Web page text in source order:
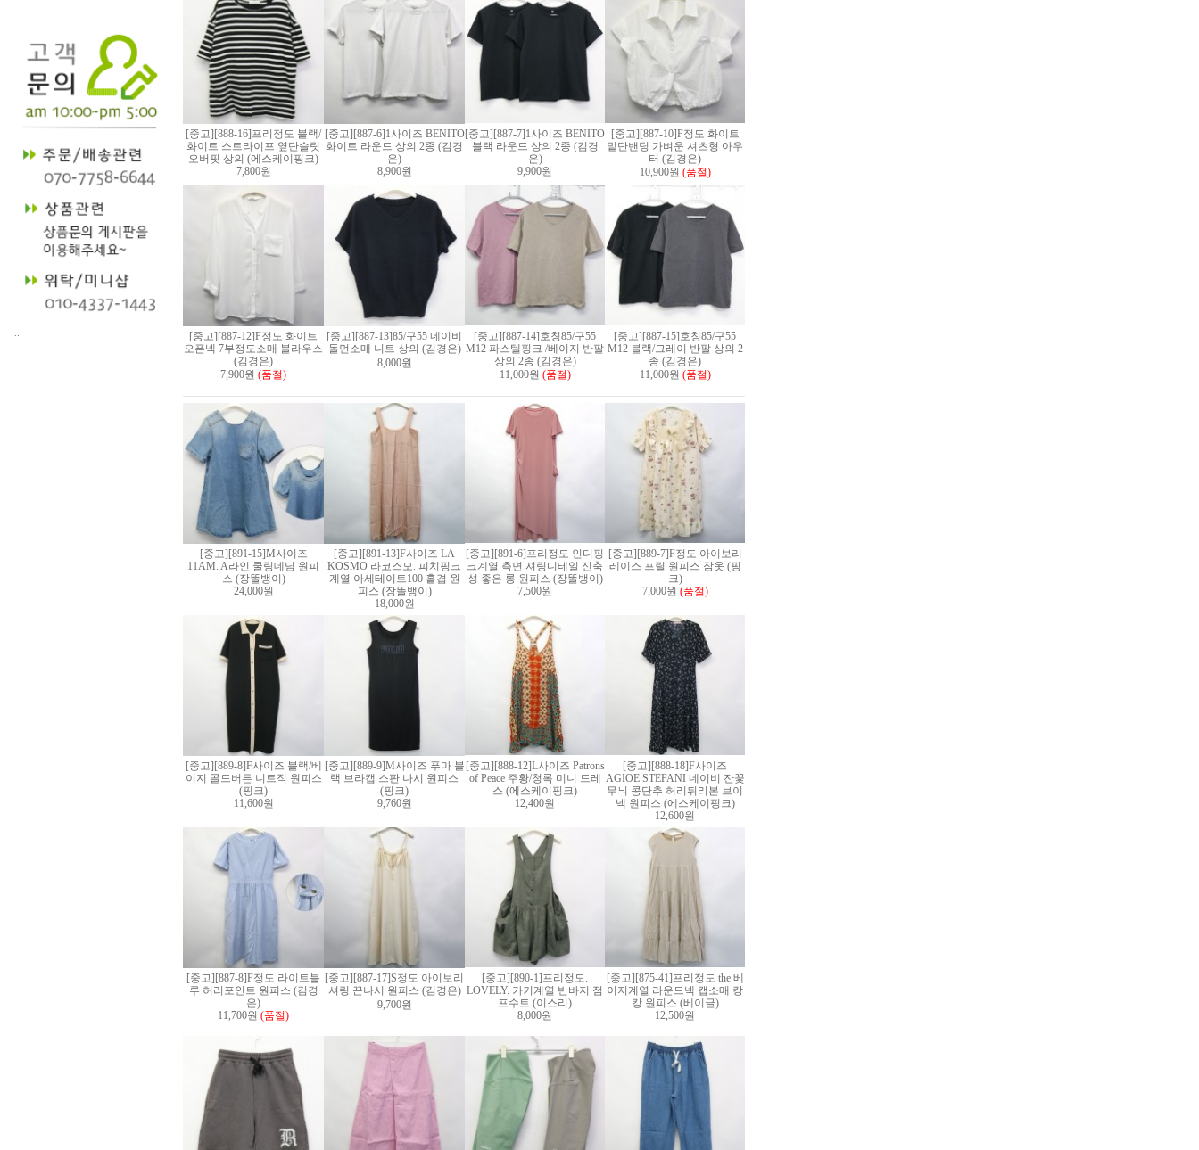
[중고][888-16]프리정도 블랙/
화이트 스트라이프 옆단슬릿
오버핏 상의 (에스케이핑크)
7,800원
[중고][887-6]1사이즈 BENITO
화이트 라운드 상의 2종 (김경
은)
8,900원
[중고][887-7]1사이즈 BENITO
블랙 라운드 상의 2종 (김경
은)
9,900원
[중고][887-10]F정도 화이트
밑단밴딩 가벼운 셔츠형 아우
터 (김경은)
10,900원 (품절)
[중고][887-12]F정도 화이트
오픈넥 7부정도소매 블라우스
(김경은)
7,900원 (품절)
[중고][887-13]85/구55 네이비
돌먼소매 니트 상의 (김경은)
8,000원
[중고][887-14]호칭85/구55
M12 파스텔핑크 /베이지 반팔
상의 2종 (김경은)
11,000원 (품절)
[중고][887-15]호칭85/구55
M12 블랙/그레이 반팔 상의 2
종 (김경은)
11,000원 (품절)
[중고][891-15]M사이즈
11AM. A라인 쿨링데님 원피
스 (장똘뱅이)
24,000원
[중고][891-13]F사이즈 LA
KOSMO 라코스모. 피치핑크
계열 아세테이트100 홑겹 원
피스 (장똘뱅이)
18,000원
[중고][891-6]프리정도 인디핑
크계열 측면 셔링디테일 신축
성 좋은 롱 원피스 (장똘뱅이)
7,500원
[중고][889-7]F정도 아이보리
레이스 프릴 원피스 잠옷 (핑
크)
7,000원 (품절)
[중고][889-8]F사이즈 블랙/베
이지 골드버튼 니트직 원피스
(핑크)
11,600원
[중고][889-9]M사이즈 푸마 블
랙 브라캡 스판 나시 원피스
(핑크)
9,760원
[중고][888-12]L사이즈 Patrons
of Peace 주황/청록 미니 드레
스 (에스케이핑크)
12,400원
[중고][888-18]F사이즈
AGIOE STEFANI 네이비 잔꽃
무늬 콩단추 허리뒤리본 브이
넥 원피스 (에스케이핑크)
12,600원
[중고][887-8]F정도 라이트블
루 허리포인트 원피스 (김경
은)
11,700원 (품절)
[중고][887-17]S정도 아이보리
셔링 끈나시 원피스 (김경은)
9,700원
[중고][890-1]프리정도.
LOVELY. 카키계열 반바지 점
프수트 (이스리)
8,000원
[중고][875-41]프리정도 the 베
이지계열 라운드넥 캡소매 캉
캉 원피스 (베이글)
12,500원